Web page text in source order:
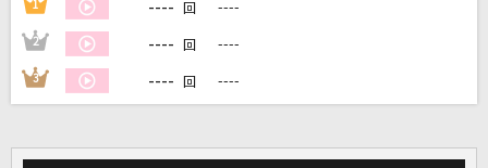
1 ---- 回 ----
2 ---- 回 ----
3 ---- 回 ----